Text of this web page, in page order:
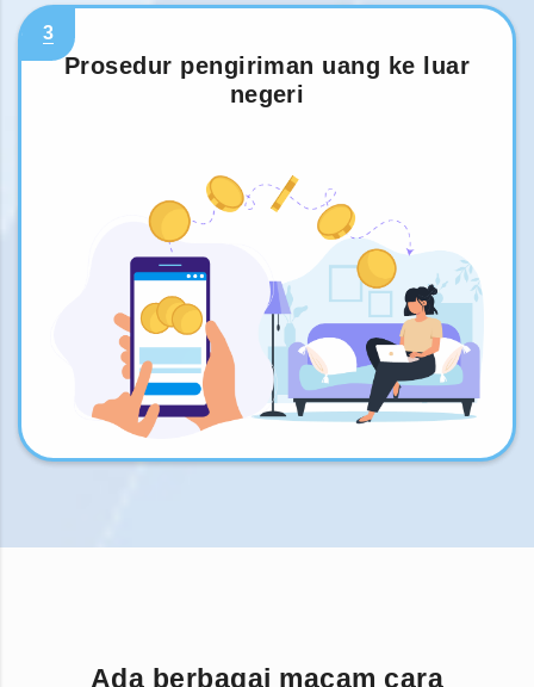
3
Prosedur pengiriman uang ke luar
negeri
Ada berbagai macam cara